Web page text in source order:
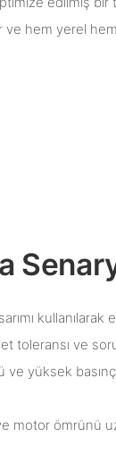
hem yerel
toleransı ve
ve yüksek
motor ömrünü